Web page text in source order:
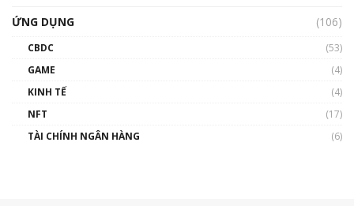
ỨNG DỤNG
(106)
CBDC
(53)
GAME
(4)
KINH TẾ
(4)
NFT
(17)
TÀI CHÍNH NGÂN HÀNG
(6)